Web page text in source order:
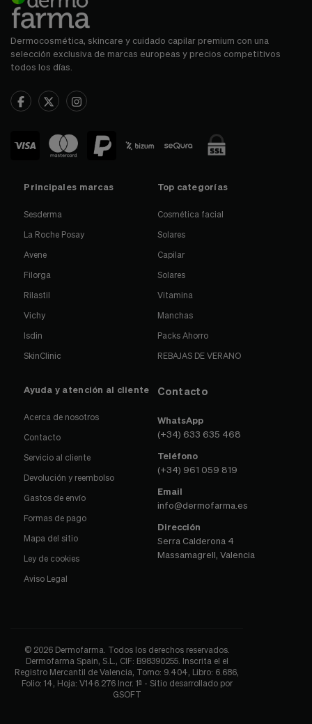
Dermocosmética, skincare y cuidado capilar premium con una
selección exclusiva de marcas europeas y precios competitivos
todos los días.
Principales marcas
Sesderma
La Roche Posay
Avene
Filorga
Rilastil
Vichy
Isdin
SkinClinic
Top categorías
Cosmética facial
Solares
Capilar
Solares
Vitamina
Manchas
Packs Ahorro
REBAJAS DE VERANO
Ayuda y atención al cliente
Acerca de nosotros
Contacto
Servicio al cliente
Devolución y reembolso
Gastos de envío
Formas de pago
Mapa del sitio
Ley de cookies
Aviso Legal
Contacto
WhatsApp
(+34) 633 635 468
Teléfono
(+34) 961 059 819
Email
info@dermofarma.es
Dirección
Serra Calderona 4
Massamagrell, Valencia
© 2026 Dermofarma. Todos los derechos reservados.
Dermofarma Spain, S.L., CIF: B98390255. Inscrita el el
Registro Mercantil de Valencia, Tomo: 9.404, Libro: 6.686,
Folio: 14, Hoja: V146.276 Incr. 1ª - Sitio desarrollado por
GSOFT